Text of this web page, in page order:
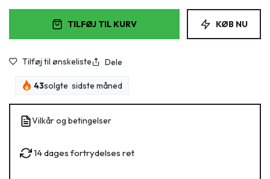
TILFØJ TIL KURV KØB NU
Tilføj til ønskeliste Dele
43solgte sidste måned
Vilkår og betingelser
14 dages fortrydelses ret